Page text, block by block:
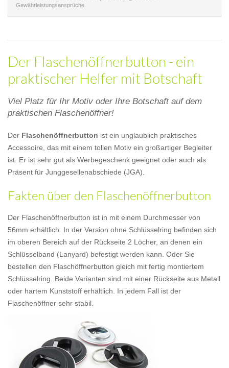
Gewährleistungsansprüche.
Der Flaschenöffnerbutton - ein
praktischer Helfer mit Botschaft
Viel Platz für Ihr Motiv oder Ihre Botschaft auf dem
praktischen Flaschenöffner!
Der Flaschenöffnerbutton ist ein unglaublich praktisches
Accessoire, das mit einem tollen Motiv ein großartiger Begleiter
ist. Er ist sehr gut als Werbegeschenk geeignet oder auch als
Präsent für Junggesellenabschiede (JGA).
Fakten über den Flaschenöffnerbutton
Der Flaschenöffnerbutton ist in mit einem Durchmesser von
56mm erhältlich. In der Version ohne Schlüsselring befinden sich
im oberen Bereich auf der Rückseite 2 Löcher, an denen ein
Schlüsselband (Lanyard) befestigt werden kann. Oder Sie
bestellen den Flaschöffnerbutton gleich mit fertig montiertem
Schlüsselring. Beide Varianten sind mit einer Rückseite aus Metall
oder hartem Kunststoff erhältlich. In jedem Fall ist der
Flaschenöffner sehr stabil.